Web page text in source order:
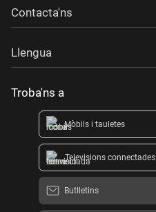
Contacta'ns
Llengua
Troba'ns a
Mòbils i tauletes
Televisions connectades
Butlletins